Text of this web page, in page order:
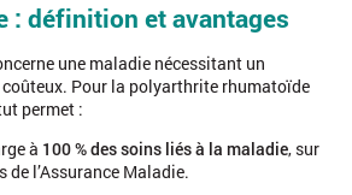
: définition et avantages
une maladie nécessitant un
Pour la polyarthrite rhumatoïde
permet :
à 100 % des soins liés à la maladie, sur
de l’Assurance Maladie.